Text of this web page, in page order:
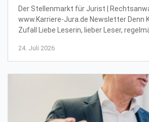
Der Stellenmarkt für Jurist |
www.Karriere-Jura.de Newsletter Denn
Zufall Liebe Leserin, lieber Leser,
24. Juli 2026